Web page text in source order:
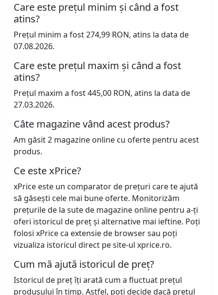
Care este prețul minim și când a fost
atins?
Prețul minim a fost 274,99 RON, atins la data de
07.08.2026.
Care este prețul maxim și când a fost
atins?
Prețul maxim a fost 445,00 RON, atins la data de
27.03.2026.
Câte magazine vând acest produs?
Am găsit 2 magazine online cu oferte pentru acest
produs.
Ce este xPrice?
xPrice este un comparator de prețuri care te ajută
să găsești cele mai bune oferte. Monitorizăm
prețurile de la sute de magazine online pentru a-ți
oferi istoricul de preț și alternative mai ieftine. Poți
folosi xPrice ca extensie de browser sau poți
vizualiza istoricul direct pe site-ul xprice.ro.
Cum mă ajută istoricul de preț?
Istoricul de preț îți arată cum a fluctuat prețul
produsului în timp. Astfel, poți decide dacă prețul